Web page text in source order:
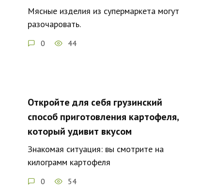
Мясные изделия из супермаркета могут
разочаровать.
0 44
Откройте для себя грузинский
способ приготовления картофеля,
который удивит вкусом
Знакомая ситуация: вы смотрите на
килограмм картофеля
0 54